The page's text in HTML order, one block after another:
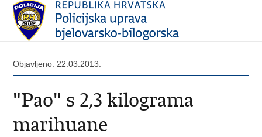
Objavljeno: 22.03.2013.
"Pao" s 2,3 kilograma
marihuane